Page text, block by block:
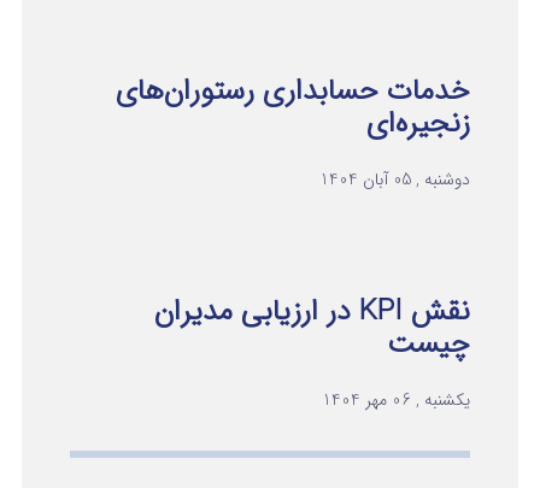
خدمات حسابداری رستوران‌های
زنجیره‌ای
دوشنبه , 05 آبان 1404
نقش KPI در ارزیابی مدیران
چیست
یکشنبه , 06 مهر 1404